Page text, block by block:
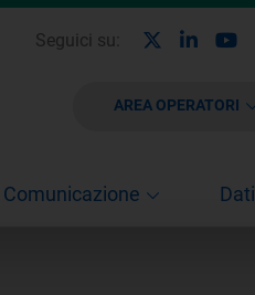
Seguici su:
AREA OPERATORI
Comunicazione